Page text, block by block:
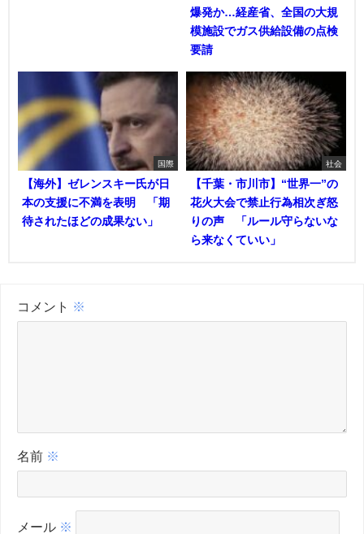
爆発か…経産省、全国の大規
模施設でガス供給設備の点検
要請
国際
【海外】ゼレンスキー氏が日
本の支援に不満を表明 「期
待されたほどの成果ない」
社会
【千葉・市川市】“世界一”の
花火大会で禁止行為相次ぎ怒
りの声 「ルール守らないな
ら来なくていい」
コメント ※
名前 ※
メール ※